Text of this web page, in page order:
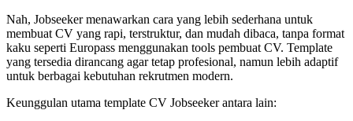
Nah, Jobseeker menawarkan cara yang lebih sederhana untuk
membuat CV yang rapi, terstruktur, dan mudah dibaca, tanpa format
kaku seperti Europass menggunakan tools pembuat CV. Template
yang tersedia dirancang agar tetap profesional, namun lebih adaptif
untuk berbagai kebutuhan rekrutmen modern.
Keunggulan utama template CV Jobseeker antara lain: